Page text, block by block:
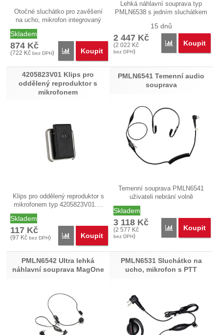
Otočné sluchátko pro zavěšení
na ucho, mikrofon integrovaný
Skladem
874 Kč
(722 Kč bez DPH) Přidat 'PMLN6532 Otočné sluchátko na ucho,
Koupit
Lehká náhlavní souprava typ
PMLN6538 s jedním sluchátkem
15 dnů
2 447 Kč
(2 022 Kč
bez DPH)
Přidat
Koupit
4205823V01 Klips pro
oddělený reproduktor s
mikrofonem
Klips pro oddělený reproduktor s
mikrofonem typ 4205823V01.…
Skladem
117 Kč
(97 Kč bez DPH) Přidat '4205823V01 Klips pro oddělený
Koupit
PMLN6541 Temenní audio
souprava
Temenní souprava PMLN6541
uživateli nebrání volně
Skladem
3 118 Kč
(2 577 Kč
bez DPH)
PřidatKoupit
PMLN6542 Ultra lehká
náhlavní souprava MagOne
PMLN6531 Sluchátko na
ucho, mikrofon s PTT